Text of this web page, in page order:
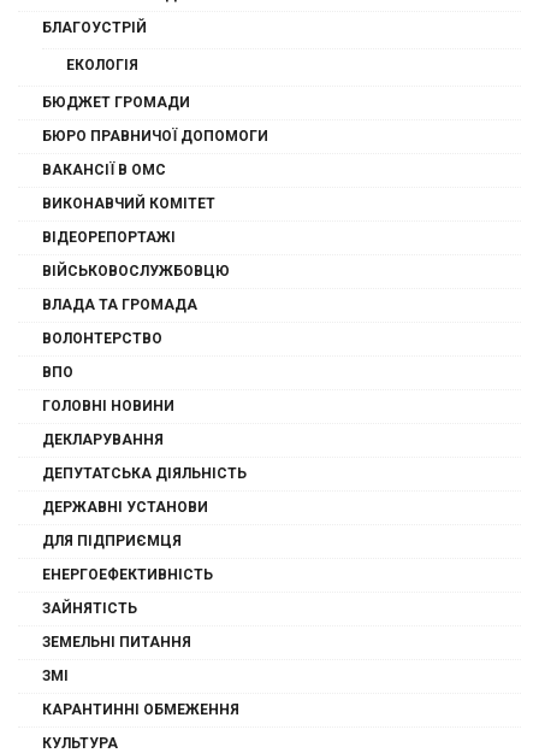
БЛАГОУСТРІЙ
ЕКОЛОГІЯ
БЮДЖЕТ ГРОМАДИ
БЮРО ПРАВНИЧОЇ ДОПОМОГИ
ВАКАНСІЇ В ОМС
ВИКОНАВЧИЙ КОМІТЕТ
ВІДЕОРЕПОРТАЖІ
ВІЙСЬКОВОСЛУЖБОВЦЮ
ВЛАДА ТА ГРОМАДА
ВОЛОНТЕРСТВО
ВПО
ГОЛОВНІ НОВИНИ
ДЕКЛАРУВАННЯ
ДЕПУТАТСЬКА ДІЯЛЬНІСТЬ
ДЕРЖАВНІ УСТАНОВИ
ДЛЯ ПІДПРИЄМЦЯ
ЕНЕРГОЕФЕКТИВНІСТЬ
ЗАЙНЯТІСТЬ
ЗЕМЕЛЬНІ ПИТАННЯ
ЗМІ
КАРАНТИННІ ОБМЕЖЕННЯ
КУЛЬТУРА